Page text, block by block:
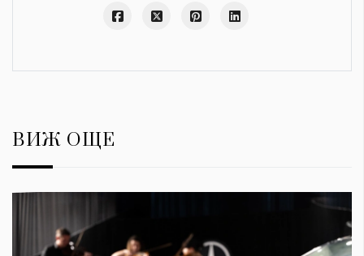
ВИЖ ОЩЕ